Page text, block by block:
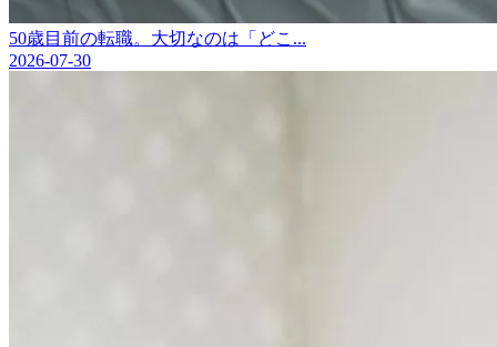
50歳目前の転職。大切なのは「どこ...
2026-07-30